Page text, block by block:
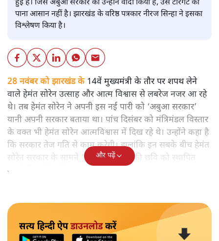
हुई हैं। जिस अबुआ सरकार का उन्होंने वादा किया है, उस टारगेट को
पाना आसान नहीं है। झारखंड के वरिष्ठ पत्रकार नीरज सिन्हा ने इसका
विश्लेषण किया है।
28 नवंबर को झारखंड के14वें मुख्यमंत्री के तौर पर शपथ लेने
वाले हेमंत सोरेन उत्साह और आत्म विश्वास से लबरेज नजर आ रहे
थे। तब हेमंत सोरेन ने अपनी इस नई पारी को ‘अबुआ सरकार’
यानी अपनी सरकार बताया था। पांच दिसंबर को मंत्रिमंडल विस्तार
के वक्त भी हेमंत सोरेन आत्मविश्वास में दिख रहे थे। उन्होंने कहा है
कि सरकार तेज गति से काम करेगी। हालांकि इन सबके बीच हेमंत
सोरेन सरकार के सामने ‘अबुआ सरकार’ की छवि को स्थापित
करने की कई चुनौतियां भी हैं।
और पढ़ें
सत्य हिन्दी ऐपडाउनलोडकरें